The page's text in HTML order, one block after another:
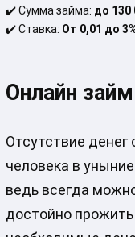
✔️Сумма займа: до 130
✔️Ставка: От 0,01 до
Онлайн
Отсутствие денег
человека в
ведь всегда
достойно